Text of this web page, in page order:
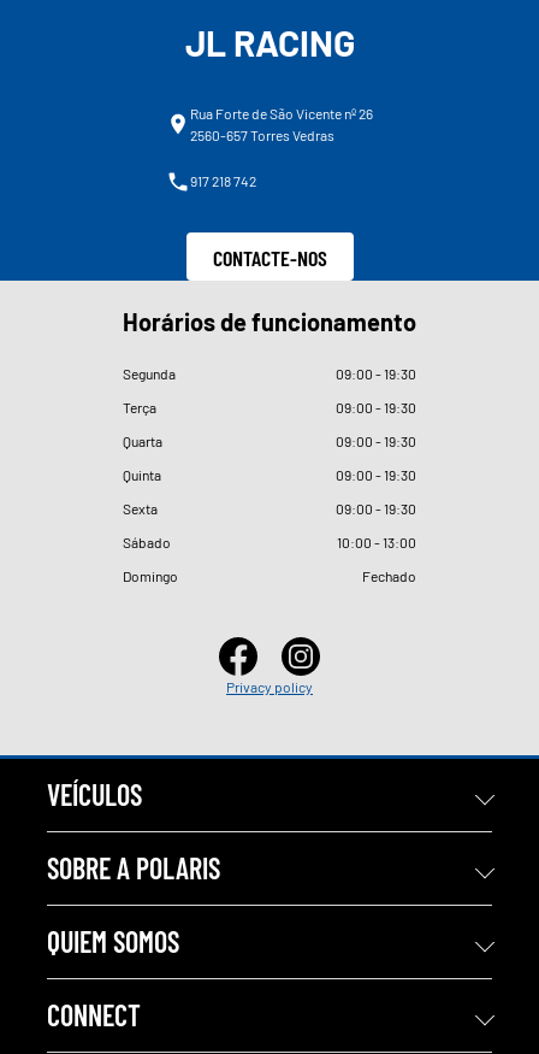
JL RACING
Rua Forte de São Vicente nº 26
2560-657 Torres Vedras
917 218 742
CONTACTE-NOS
Horários de funcionamento
Segunda 09:00 - 19:30
Terça
09:00 - 19:30
Quarta
09:00 - 19:30
Quinta
09:00 - 19:30
Sexta
09:00 - 19:30
Sábado
10:00 - 13:00
Domingo
Fechado
Privacy policy
VEÍCULOS
SOBRE A POLARIS
QUIEM SOMOS
CONNECT